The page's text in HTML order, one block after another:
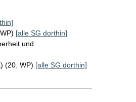
[alle SG dorthin]
und
(20. WP) [alle SG dorthin]